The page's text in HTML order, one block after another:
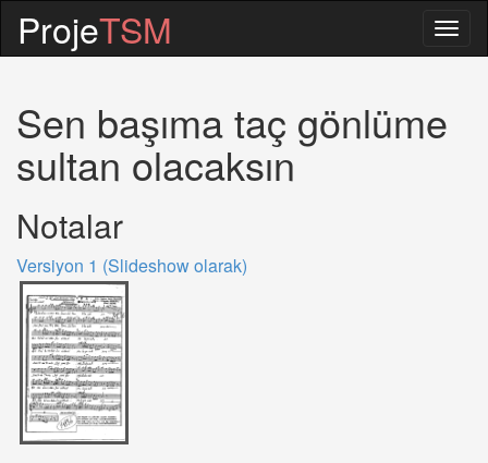
ProjeTSM
Sen başıma taç gönlüme
sultan olacaksın
Notalar
Versiyon 1 (Slideshow olarak)